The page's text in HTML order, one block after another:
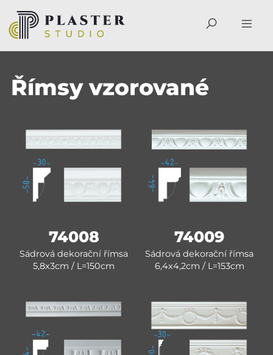
Římsy vzorované
74008
Sádrová dekorační římsa
5,8x3cm / L=150cm
74009
Sádrová dekorační římsa
6,4x4,2cm / L=153cm